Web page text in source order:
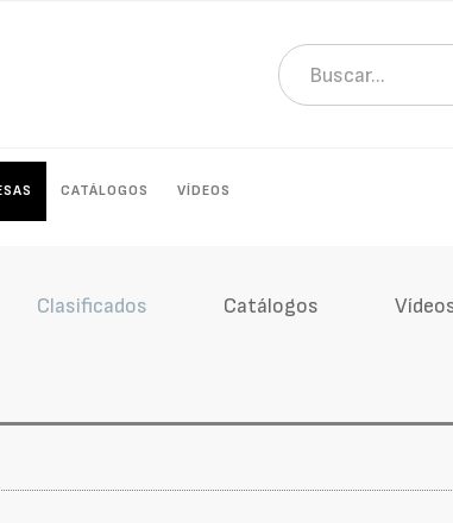
CATÁLOGOS VÍDEOS
Clasificados Catálogos